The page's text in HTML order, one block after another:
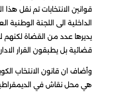
قوانين الانتخابات تم نقل
الداخلية الى اللجنة الوطنية
يديرها عدد من القضاة لكنهم
قضائية بل يطبقون القرار
وأضاف ان قانون الانتخاب
هي محل نقاش في